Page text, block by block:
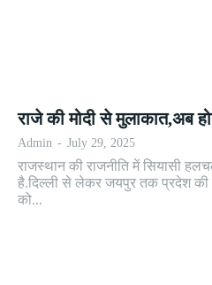
राजे की मोदी से मुलाकात,अब
Admin - July 29, 2025
राजस्थान की राजनीति में सियासी
है.दिल्ली से लेकर जयपुर तक प्रदेश की
को...